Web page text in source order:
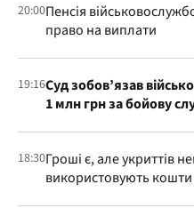
20:00Пенсія
право на виплати
19:16Суд зобов’язав
1 млн грн за бойову
18:30Гроші є, але укриттів
використовують кошти